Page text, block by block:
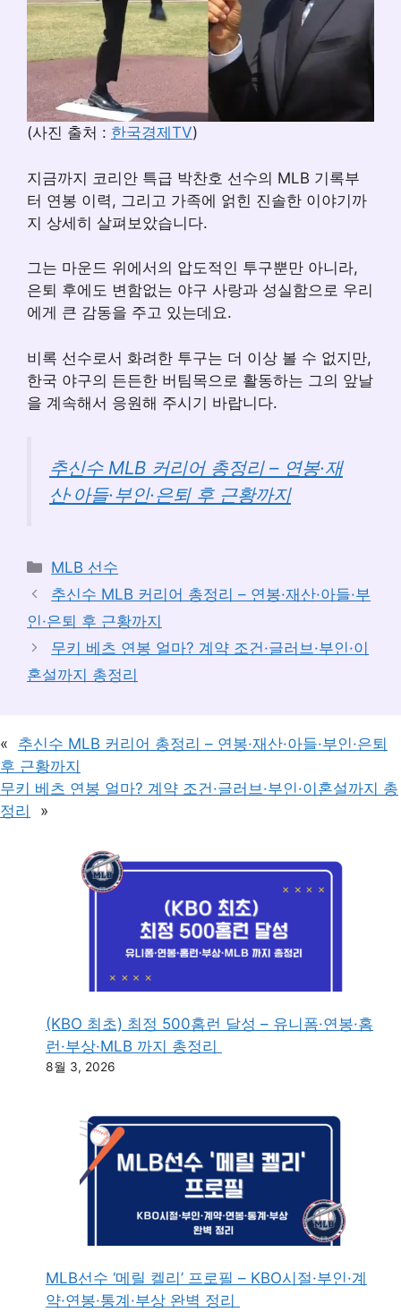
(사진 출처 : 한국경제TV)
지금까지 코리안 특급 박찬호 선수의 MLB 기록부
터 연봉 이력, 그리고 가족에 얽힌 진솔한 이야기까
지 상세히 살펴보았습니다.
그는 마운드 위에서의 압도적인 투구뿐만 아니라,
은퇴 후에도 변함없는 야구 사랑과 성실함으로 우리
에게 큰 감동을 주고 있는데요.
비록 선수로서 화려한 투구는 더 이상 볼 수 없지만,
한국 야구의 든든한 버팀목으로 활동하는 그의 앞날
을 계속해서 응원해 주시기 바랍니다.
추신수 MLB 커리어 총정리 – 연봉·재
산·아들·부인·은퇴 후 근황까지
카
테
고
리
MLB 선수
추신수 MLB 커리어 총정리 – 연봉·재산·아들·부
인·은퇴 후 근황까지
무키 베츠 연봉 얼마? 계약 조건·글러브·부인·이
혼설까지 총정리
«
추신수 MLB 커리어 총정리 – 연봉·재산·아들·부인·은퇴
후 근황까지
무키 베츠 연봉 얼마? 계약 조건·글러브·부인·이혼설까지 총
정리
»
(KBO 최초) 최정 500홈런 달성 – 유니폼·연봉·홈
런·부상·MLB 까지 총정리
8월 3, 2026
MLB선수 ‘메릴 켈리’ 프로필 – KBO시절·부인·계
약·연봉·통계·부상 완벽 정리